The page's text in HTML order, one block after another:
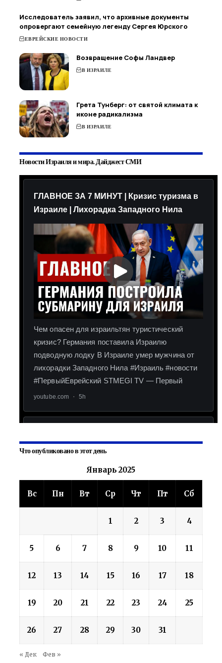
Исследователь заявил, что архивные документы
опровергают семейную легенду Сергея Юрского
ЕВРЕЙСКИЕ НОВОСТИ
Возвращение Софы Ландвер
В ИЗРАИЛЕ
Грета Тунберг: от святой климата к
иконе радикализма
В ИЗРАИЛЕ
Новости Израиля и мира. Дайджест СМИ
Что опубликовано в этот день
Январь 2025
Вс Пн Вт Ср Чт Пт Сб
1 2 3 4
5 6 7 8 9 10 11
12 13 14 15 16 17 18
19 20 21 22 23 24 25
26 27 28 29 30 31
« Дек Фев »